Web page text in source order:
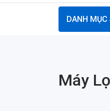
DANH
Máy